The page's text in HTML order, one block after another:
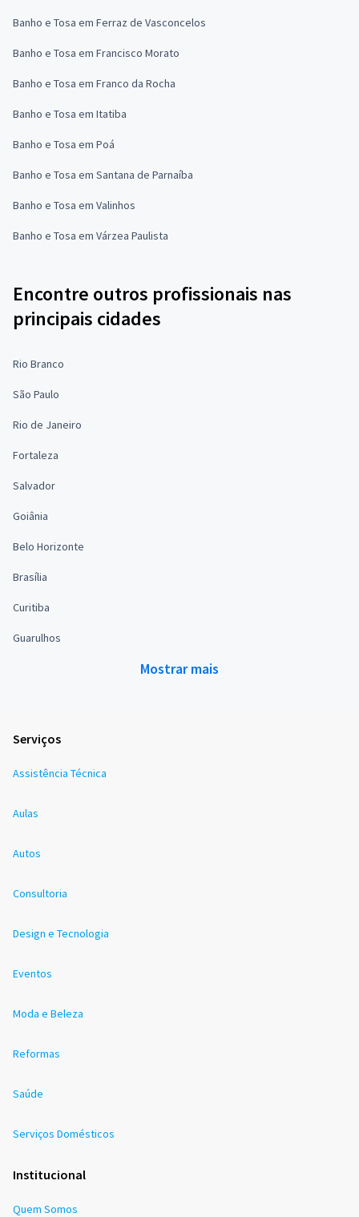
Banho e Tosa em Ferraz de Vasconcelos
Banho e Tosa em Francisco Morato
Banho e Tosa em Franco da Rocha
Banho e Tosa em Itatiba
Banho e Tosa em Poá
Banho e Tosa em Santana de Parnaíba
Banho e Tosa em Valinhos
Banho e Tosa em Várzea Paulista
Encontre outros profissionais nas
principais cidades
Rio Branco
São Paulo
Rio de Janeiro
Fortaleza
Salvador
Goiânia
Belo Horizonte
Brasília
Curitiba
Guarulhos
Mostrar mais
Serviços
Assistência Técnica
Aulas
Autos
Consultoria
Design e Tecnologia
Eventos
Moda e Beleza
Reformas
Saúde
Serviços Domésticos
Institucional
Quem Somos